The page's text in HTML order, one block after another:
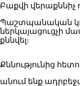
Բաքվի վերաքննիչ
Պաշտպանական
ներկայացուցչի
քննվել։
Քննությունից
անում ենք